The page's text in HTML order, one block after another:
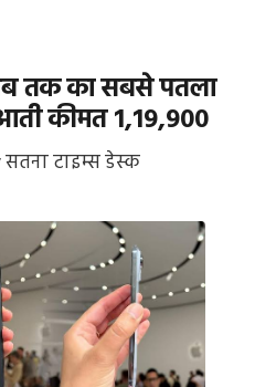
तक का सबसे पतला
कीमत ₹1,19,900
सतना टाइम्स डेस्क